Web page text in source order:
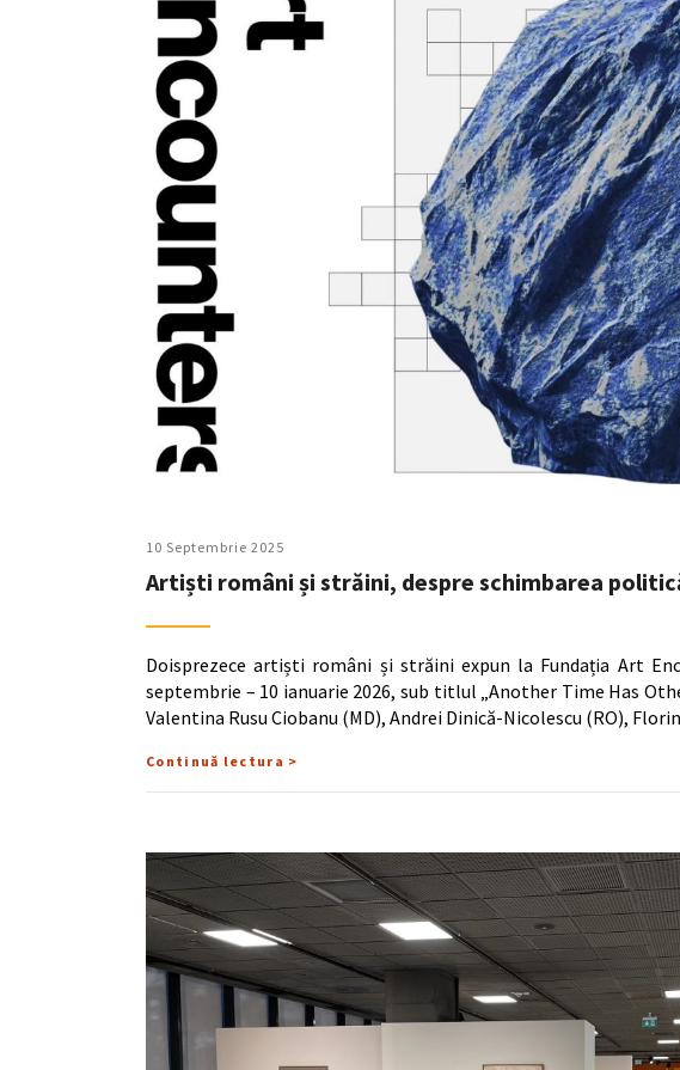
10 Septembrie 2025
Artiști români și străini, despre schimbarea
Doisprezece artiști români și străini expun la Fundația Art
septembrie – 10 ianuarie 2026, sub titlul „Another Time Has
Valentina Rusu Ciobanu (MD), Andrei Dinică-Nicolescu (RO),
Continuă lectura >